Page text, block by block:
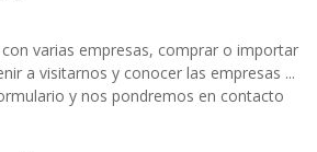
varias empresas, comprar o importar
a visitarnos y conocer las empresas ...
y nos pondremos en contacto